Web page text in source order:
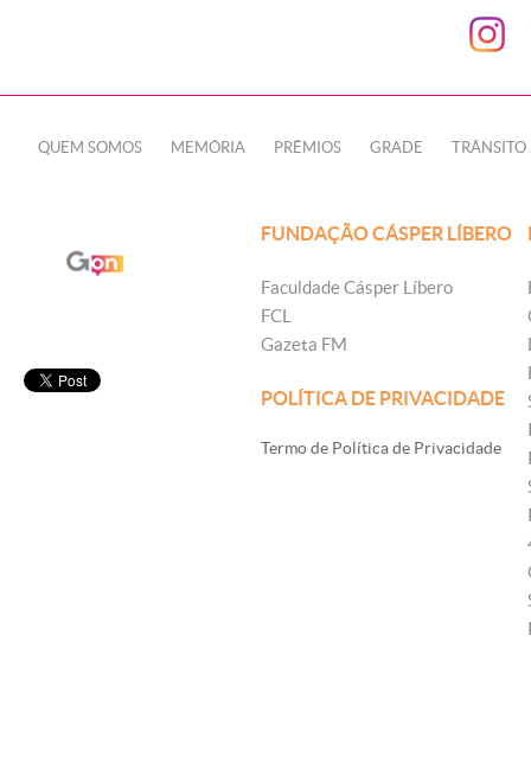
QUEM SOMOS MEMÓRIA PRÊMIOS GRADE TRÂNSITO
FUNDAÇÃO CÁSPER LÍBERO
Faculdade Cásper Líbero
FCL
Gazeta FM
POLÍTICA DE PRIVACIDADE
Termo de Política de Privacidade